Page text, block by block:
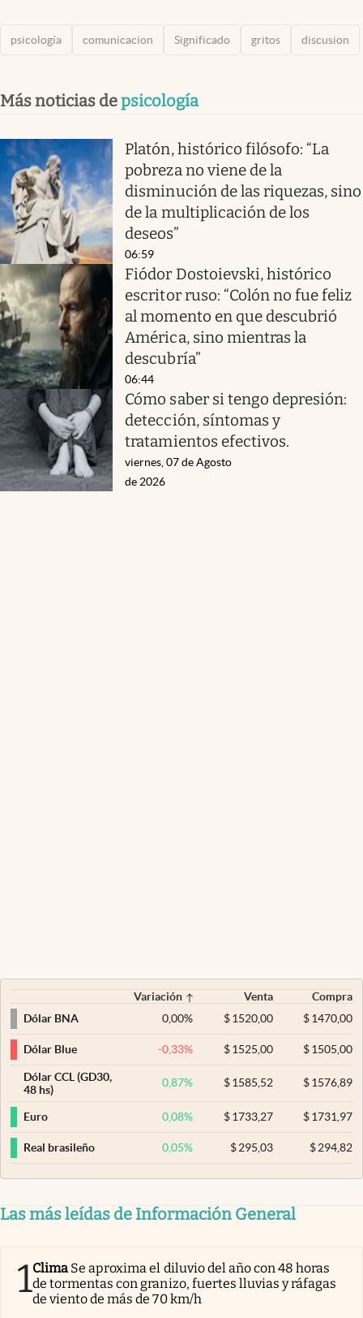
psicología comunicacion Significado gritos discusion
Más noticias depsicología
Platón, histórico filósofo: “La
pobreza no viene de la
disminución de las riquezas, sino
de la multiplicación de los
deseos”
06:59
Fiódor Dostoievski, histórico
escritor ruso: “Colón no fue feliz
al momento en que descubrió
América, sino mientras la
descubría”
06:44
Cómo saber si tengo depresión:
detección, síntomas y
tratamientos efectivos.
viernes, 07 de Agosto
de 2026
Variación Venta
Compra
Dólar BNA
0,00% $ 1520,00 $1470,00
Dólar Blue -0,33% $ 1525,00 $1505,00
Dólar CCL (GD30,
48 hs)
0,87% $ 1585,52 $1576,89
Euro 0,08% $ 1733,27 $1731,97
Real brasileño 0,05% $ 295,03 $294,82
Las más leídas de Información General
1Clima Se aproxima el diluvio del año con 48 horas
de tormentas con granizo, fuertes lluvias y ráfagas
de viento de más de 70 km/h